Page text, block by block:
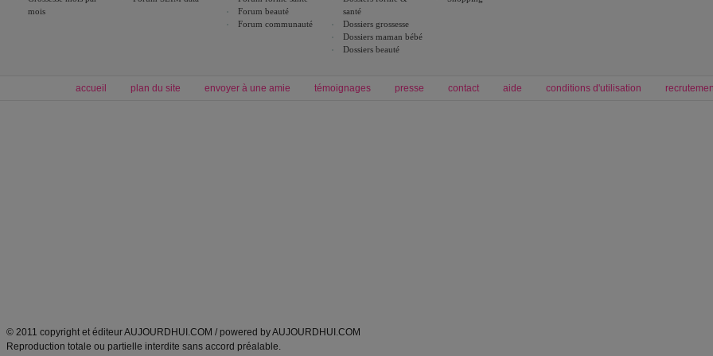
mois
Forum beauté
Forum communauté
santé
Dossiers grossesse
Dossiers maman bébé
Dossiers beauté
accueil plan du site envoyer à une amie témoignages presse contact aide conditions d'utilisation
© 2011 copyright et éditeur AUJOURDHUI.COM / powered by AUJOURDHUI.COM
Reproduction totale ou partielle interdite sans accord préalable.